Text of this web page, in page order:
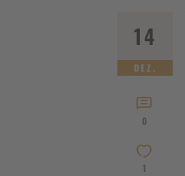
14
DEZ.
0
1